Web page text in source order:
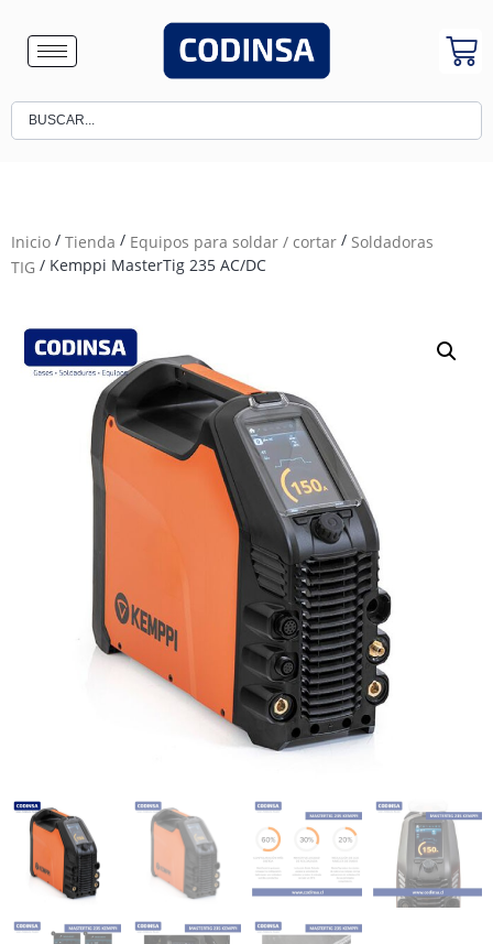
Inicio / Tienda / Equipos para soldar / cortar / Soldadoras
TIG / Kemppi MasterTig 235 AC/DC